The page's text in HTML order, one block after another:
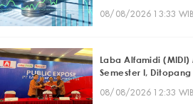
08/08/2026 13:33 WIB
Laba Alfamidi
Semester I,
08/08/2026 12:33 WIB